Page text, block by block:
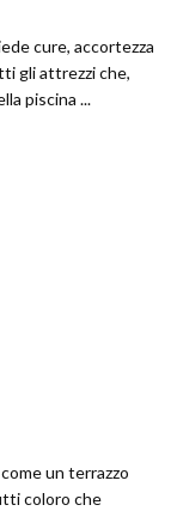
cure, accortezza
gli attrezzi che,
piscina ...
un terrazzo
coloro che